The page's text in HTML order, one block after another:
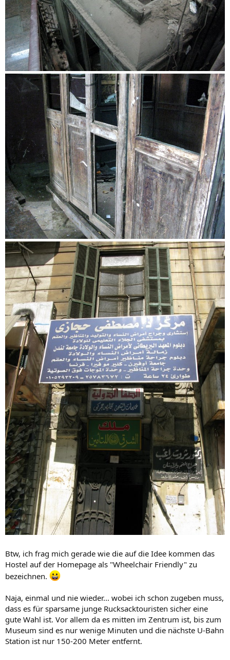
Btw, ich frag mich gerade wie die auf die Idee kommen das
Hostel auf der Homepage als "Wheelchair Friendly" zu
bezeichnen.
Naja, einmal und nie wieder... wobei ich schon zugeben muss,
dass es für sparsame junge Rucksacktouristen sicher eine
gute Wahl ist. Vor allem da es mitten im Zentrum ist, bis zum
Museum sind es nur wenige Minuten und die nächste U-Bahn
Station ist nur 150-200 Meter entfernt.